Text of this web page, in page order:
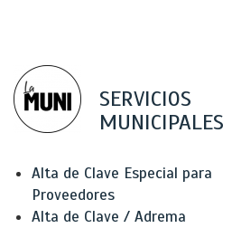
SERVICIOS
MUNICIPALES
Alta de Clave Especial para
Proveedores
Alta de Clave / Adrema